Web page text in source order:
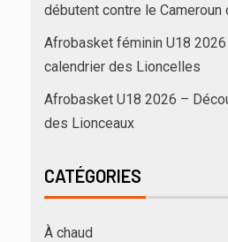
débutent contre le Cameroun
Afrobasket féminin U18
calendrier des Lioncelles
Afrobasket U18 2026 –
des Lionceaux
CATÉGORIES
À chaud